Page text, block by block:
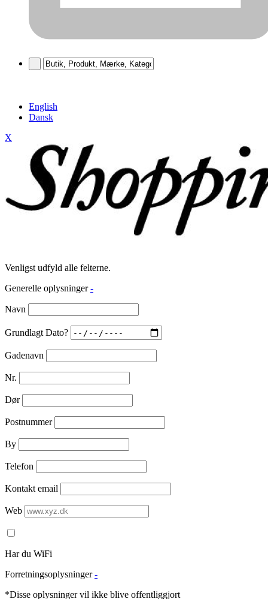
English
Dansk
X
Venligst udfyld alle felterne.
Generelle oplysninger -
Navn
Grundlagt Dato?
Gadenavn
Nr.
Dør
Postnummer
By
Telefon
Kontakt email
Web
Har du WiFi
Forretningsoplysninger -
*Disse oplysninger vil ikke blive offentliggjort